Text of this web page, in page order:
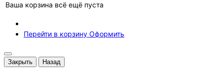
Ваша корзина всё ещё пуста
Перейти в корзину Оформить
Закрыть Назад